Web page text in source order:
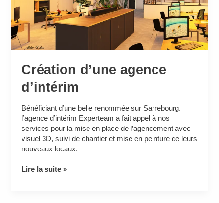
Création d’une agence
d’intérim
Bénéficiant d’une belle renommée sur Sarrebourg,
l’agence d’intérim Experteam a fait appel à nos
services pour la mise en place de l’agencement avec
visuel 3D, suivi de chantier et mise en peinture de leurs
nouveaux locaux.
Lire la suite »